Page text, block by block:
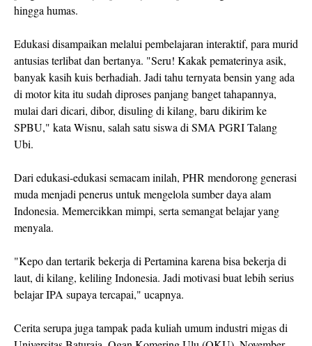
hingga humas.
Edukasi disampaikan melalui pembelajaran interaktif, para murid
antusias terlibat dan bertanya. "Seru! Kakak pematerinya asik,
banyak kasih kuis berhadiah. Jadi tahu ternyata bensin yang ada
di motor kita itu sudah diproses panjang banget tahapannya,
mulai dari dicari, dibor, disuling di kilang, baru dikirim ke
SPBU," kata Wisnu, salah satu siswa di SMA PGRI Talang
Ubi.
Dari edukasi-edukasi semacam inilah, PHR mendorong generasi
muda menjadi penerus untuk mengelola sumber daya alam
Indonesia. Memercikkan mimpi, serta semangat belajar yang
menyala.
"Kepo dan tertarik bekerja di Pertamina karena bisa bekerja di
laut, di kilang, keliling Indonesia. Jadi motivasi buat lebih serius
belajar IPA supaya tercapai," ucapnya.
Cerita serupa juga tampak pada kuliah umum industri migas di